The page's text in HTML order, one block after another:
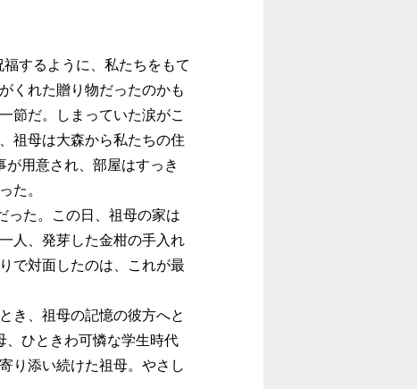
するように、私たちをもて
くれた贈り物だったのかも
節だ。しまっていた涙がこ
祖母は大森から私たちの住
用意され、部屋はすっき
た。
った。この日、祖母の家は
人、発芽した金柑の手入れ
で対面したのは、これが最
き、祖母の記憶の彼方へと
ひときわ可憐な学生時代
り添い続けた祖母。やさし